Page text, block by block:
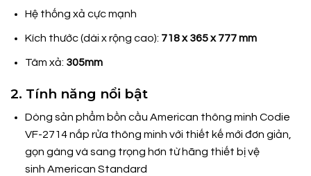
Hệ thống xả cực mạnh
Kích thước (dài x rộng cao): 718 x 365 x 777 mm
Tâm xả: 305mm
2. Tính năng nổi bật
Dòng sản phẩm bồn cầu American thông minh Codie
VF-2714 nắp rửa thông minh với thiết kế mới đơn giản,
gọn gàng và sang trọng hơn từ hãng thiết bị vệ
sinh American Standard